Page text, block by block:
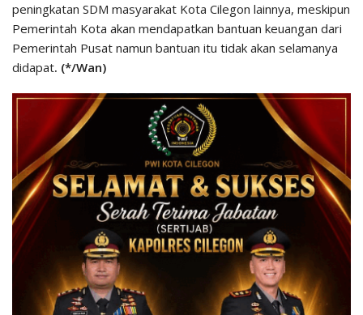
peningkatan SDM masyarakat Kota Cilegon lainnya, meskipun
Pemerintah Kota akan mendapatkan bantuan keuangan dari
Pemerintah Pusat namun bantuan itu tidak akan selamanya
didapat. (*/Wan)